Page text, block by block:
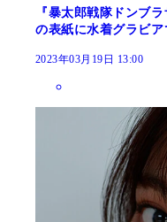
『暴太郎戦隊ドンブ
の表紙に水着グラビ
2023年03月19日 13:00